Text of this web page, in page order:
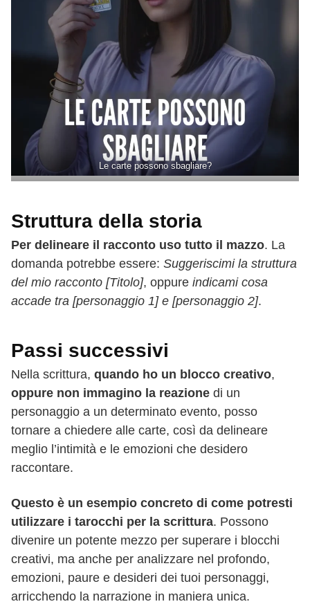
Le carte possono sbagliare?
Struttura della storia
Per delineare il racconto uso tutto il mazzo. La
domanda potrebbe essere: Suggeriscimi la struttura
del mio racconto [Titolo], oppure indicami cosa
accade tra [personaggio 1] e [personaggio 2].
Passi successivi
Nella scrittura, quando ho un blocco creativo,
oppure non immagino la reazione di un
personaggio a un determinato evento, posso
tornare a chiedere alle carte, così da delineare
meglio l’intimità e le emozioni che desidero
raccontare.
Questo è un esempio concreto di come potresti
utilizzare i tarocchi per la scrittura. Possono
divenire un potente mezzo per superare i blocchi
creativi, ma anche per analizzare nel profondo,
emozioni, paure e desideri dei tuoi personaggi,
arricchendo la narrazione in maniera unica.